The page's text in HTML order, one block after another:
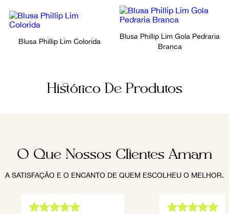
Blusa Phillip Lim Colorida
Blusa Phillip Lim Gola Pedraria
Branca
Histórico De Produtos
O Que Nossos Clientes Amam
A SATISFAÇÃO E O ENCANTO DE QUEM ESCOLHEU O MELHOR.